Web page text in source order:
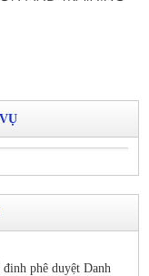
phê duyệt Danh